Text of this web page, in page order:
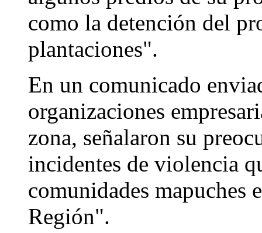
como la detención del
plantaciones".
En un comunicado
organizaciones
zona, señalaron su
incidentes de violencia
comunidades mapuches
Región".